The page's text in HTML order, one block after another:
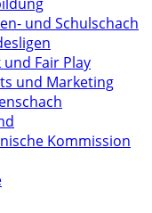
und Schulschach
und Fair Play
und Marketing
Kommission